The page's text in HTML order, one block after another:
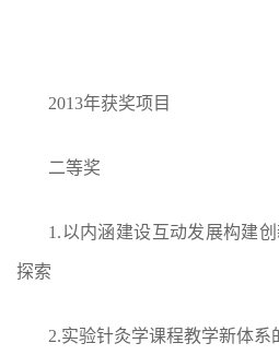
2013年获奖项目
二等奖
1.以内涵建设互动发展构建
探索
2.实验针灸学课程教学新体系